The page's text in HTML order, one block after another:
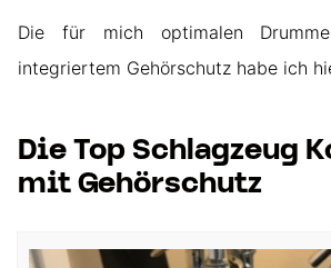
Die für mich optimalen
integriertem Gehörschutz habe ich
Die Top Schlagzeug
mit Gehörschutz